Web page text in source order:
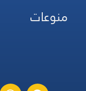
منوعات